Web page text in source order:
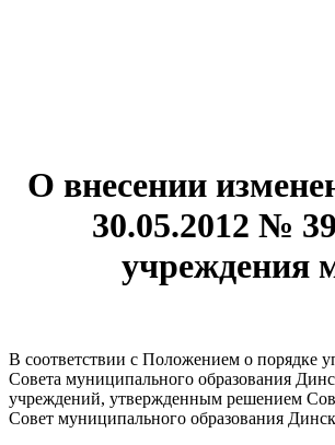
О внесении
30.05.2012 №
учреждения
В соответствии с Положением о порядке
Совета муниципального образования
учреждений, утвержденным решением
Совет муниципального образования